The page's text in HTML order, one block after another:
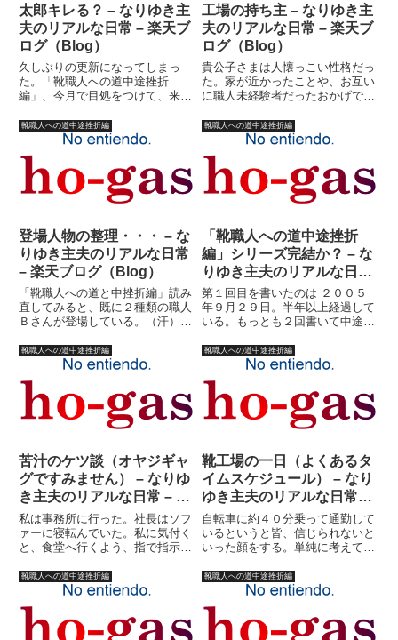
太郎キレる？ – なりゆき主
夫のリアルな日常 – 楽天ブ
ログ（Blog）
久しぶりの更新になってしまっ
た。「靴職人への道中途挫折
編」、今月で目処をつけて、来月
ていたら、なんとなく書くのが面
倒になってきてしまって・・・
（汗）飽きやすい性格なのであ
る。ちなみに私は１９６２年９月
１２日生ま...
工場の持ち主 – なりゆき主
夫のリアルな日常 – 楽天ブ
ログ（Blog）
貴公子さまは人懐っこい性格だっ
た。家が近かったことや、お互い
に職人未経験者だったおかげで、
貴公子さまは日本語も上手かっ
た。ただ、靴作りの腕はあまりよ
くなかった。比較対照として、貴
公子さまのおかげで、私は微妙
に、...
靴職人への道中途挫折編
登場人物の整理・・・ – な
りゆき主夫のリアルな日常
– 楽天ブログ（Blog）
「靴職人への道と中挫折編」読み
直してみると、既に２種類の職人
Ｂさんが登場している。（汗）登
しておこうかと思う。（すみませ
ん、殆ど日記更新するときに便利
なためですが・・・）社長。ある
意味キレもの。これは、キレて
な...
靴職人への道中途挫折編
「靴職人への道中途挫折
編」シリーズ完結か？ – な
りゆき主夫のリアルな日常
– 楽天ブログ（Blog）
第１回目を書いたのは ２００５
年９月２９日。半年以上経過して
いる。もっとも２回書いて中途で
００６年２月１日 。最初は「主
夫の素」なんてカテゴリで、「靴
職人」シリーズでさえなかった。
そこから他の日記も書かずに
じ?...
靴職人への道中途挫折編
苦汁のケツ談（オヤジギャ
グですみません） – なりゆ
き主夫のリアルな日常 – 楽
天ブログ（Blog）
私は事務所に行った。社長はソフ
ァーに寝転んでいた。私に気付く
と、食堂へ行くよう、指で指示し
ミャオさん、新人の石井くん、ま
た先日入ったばかりの鶴田さんが
いた。「これはいったい、どうい
うことなんですか？」と私は鶴
田...
靴職人への道中途挫折編
靴工場の一日（よくあるタ
イムスケジュール） – なり
ゆき主夫のリアルな日常 –
楽天ブログ（Blog）
自転車に約４０分乗って通勤して
いるというと皆、信じられないと
いった顔をする。単純に考えても
５キロで自転車に乗って４０分乗
り続けると・・・１０キロ進むの
だ。東京駅から葛西臨海公園まで
４０分で行ける計算になる訳
だ。...
靴職人への道中途挫折編 靴職人への道中途挫折編